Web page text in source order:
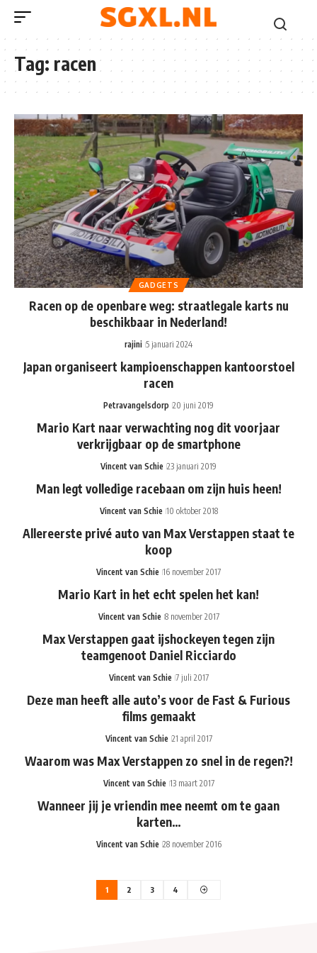
Tag: racen
GADGETS
Racen op de openbare weg: straatlegale karts nu
beschikbaar in Nederland!
rajini 5 januari 2024
Japan organiseert kampioenschappen kantoorstoel
racen
Petravangelsdorp 20 juni 2019
Mario Kart naar verwachting nog dit voorjaar
verkrijgbaar op de smartphone
Vincent van Schie 23 januari 2019
Man legt volledige racebaan om zijn huis heen!
Vincent van Schie 10 oktober 2018
Allereerste privé auto van Max Verstappen staat te
koop
Vincent van Schie 16 november 2017
Mario Kart in het echt spelen het kan!
Vincent van Schie 8 november 2017
Max Verstappen gaat ijshockeyen tegen zijn
teamgenoot Daniel Ricciardo
Vincent van Schie 7 juli 2017
Deze man heeft alle auto’s voor de Fast & Furious
films gemaakt
Vincent van Schie 21 april 2017
Waarom was Max Verstappen zo snel in de regen?!
Vincent van Schie 13 maart 2017
Wanneer jij je vriendin mee neemt om te gaan
karten…
Vincent van Schie 28 november 2016
1 2 3 4